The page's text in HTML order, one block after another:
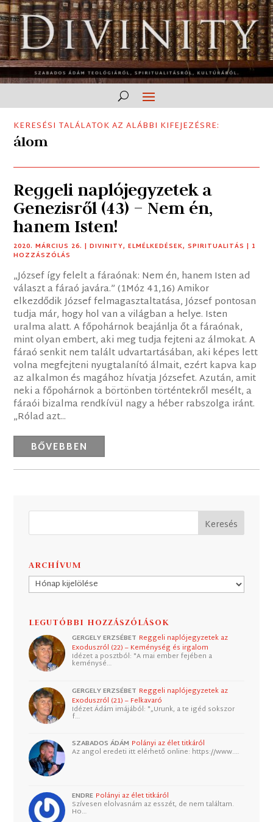
KERESÉSI TALÁLATOK AZ ALÁBBI KIFEJEZÉSRE:
álom
Reggeli naplójegyzetek a
Genezisről (43) – Nem én,
hanem Isten!
2020. MÁRCIUS 26. |DIVINITY,ELMÉLKEDÉSEK,SPIRITUALITÁS | 1
HOZZÁSZÓLÁS
„József így felelt a fáraónak: Nem én, hanem Isten ad
választ a fáraó javára.” (1Móz 41,16) Amikor
elkezdődik József felmagasztaltatása, József pontosan
tudja már, hogy hol van a világban a helye. Isten
uralma alatt. A főpohárnok beajánlja őt a fáraónak,
mint olyan embert, aki meg tudja fejteni az álmokat. A
fáraó senkit nem talált udvartartásában, aki képes lett
volna megfejteni nyugtalanító álmait, ezért kapva kap
az alkalmon és magához hívatja Józsefet. Azután, amit
neki a főpohárnok a börtönben történtekről mesélt, a
fáraói bizalma rendkívül nagy a héber rabszolga iránt.
„Rólad azt...
BŐVEBBEN
ARCHÍVUM
Archívum
LEGUTÓBBI HOZZÁSZÓLÁSOK
GERGELY ERZSÉBET Reggeli naplójegyzetek az
Exoduszról (22) – Keménység és irgalom
Idézet a posztból: "A mai ember fejében a
keménysé…
GERGELY ERZSÉBET Reggeli naplójegyzetek az
Exoduszról (21) – Felkavaró
Idézet Ádám imájából: "„Urunk, a te igéd sokszor
f…
SZABADOS ÁDÁM Polányi az élet titkáról
Az angol eredeti itt elérhető online: https://www.…
ENDRE Polányi az élet titkáról
Szívesen elolvasnám az esszét, de nem találtam.
Ho…